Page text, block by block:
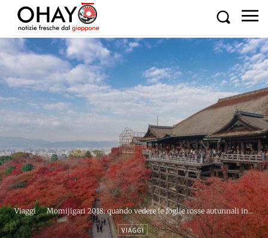
Viaggi Momijigari 2018: quando vedere le foglie rosse autunnali in...
VIAGGI